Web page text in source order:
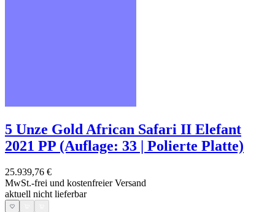
5 Unze Gold African Safari II Elefant
2021 PP (Auflage: 33 | Polierte Platte)
25.939,76 €
MwSt.-frei und kostenfreier Versand
aktuell nicht lieferbar